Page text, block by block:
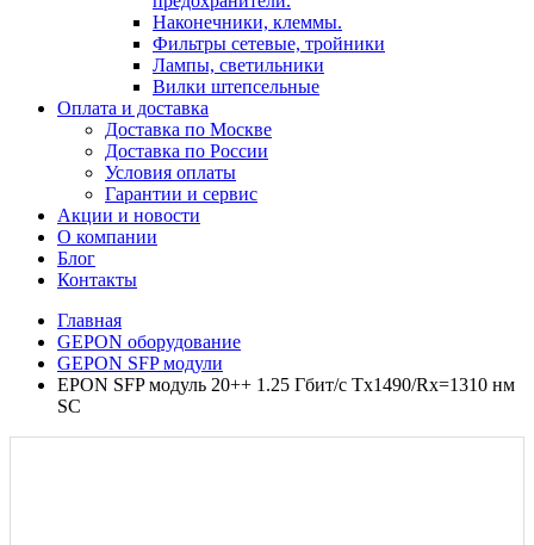
Наконечники, клеммы.
Фильтры сетевые, тройники
Лампы, светильники
Вилки штепсельные
Оплата и доставка
Доставка по Москве
Доставка по России
Условия оплаты
Гарантии и сервис
Акции и новости
О компании
Блог
Контакты
Главная
GEPON оборудование
GEPON SFP модули
EPON SFP модуль 20++ 1.25 Гбит/с Tx1490/Rx=1310 нм
SC